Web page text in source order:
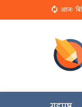
आजः